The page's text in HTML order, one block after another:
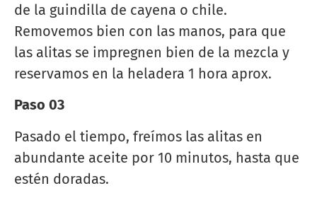
de la guindilla de cayena o chile.
Removemos bien con las manos, para que
las alitas se impregnen bien de la mezcla y
reservamos en la heladera 1 hora aprox.
Paso 03
Pasado el tiempo, freímos las alitas en
abundante aceite por 10 minutos, hasta que
estén doradas.